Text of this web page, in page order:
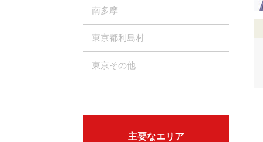
南多摩
東京都利島村
東京その他
主要なエリア